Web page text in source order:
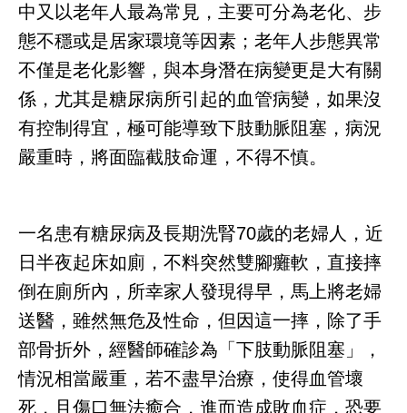
中又以老年人最為常見，主要可分為老化、步
態不穩或是居家環境等因素；老年人步態異常
不僅是老化影響，與本身潛在病變更是大有關
係，尤其是糖尿病所引起的血管病變，如果沒
有控制得宜，極可能導致下肢動脈阻塞，病況
嚴重時，將面臨截肢命運，不得不慎。
一名患有糖尿病及長期洗腎70歲的老婦人，近
日半夜起床如廁，不料突然雙腳癱軟，直接摔
倒在廁所內，所幸家人發現得早，馬上將老婦
送醫，雖然無危及性命，但因這一摔，除了手
部骨折外，經醫師確診為「下肢動脈阻塞」，
情況相當嚴重，若不盡早治療，使得血管壞
死，且傷口無法癒合，進而造成敗血症，恐要